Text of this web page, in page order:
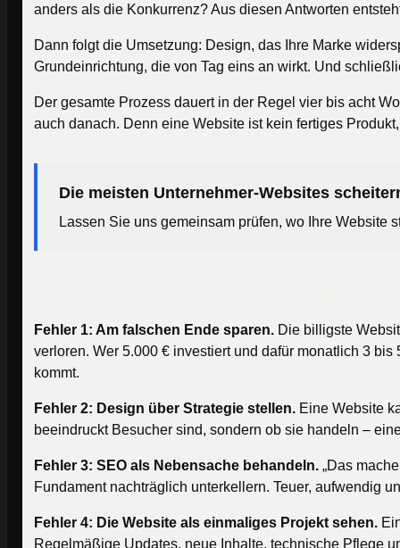
anders als die Konkurrenz? Aus diesen Antworten
Dann folgt die Umsetzung: Design, das Ihre Marke
Grundeinrichtung, die von Tag eins an wirkt. Und
Der gesamte Prozess dauert in der Regel vier bis acht
auch danach. Denn eine Website ist kein fertiges
Die meisten Unternehmer-Websites
Lassen Sie uns gemeinsam prüfen, wo Ihre Website
Fehler 1: Am falschen Ende sparen. Die billigste
verloren. Wer 5.000 € investiert und dafür monatlich 3
kommt.
Fehler 2: Design über Strategie stellen. Eine Website
beeindruckt Besucher sind, sondern ob sie handeln –
Fehler 3: SEO als Nebensache behandeln. „Das
Fundament nachträglich unterkellern. Teuer, aufwendig
Fehler 4: Die Website als einmaliges Projekt sehen.
Regelmäßige Updates, neue Inhalte, technische Pflege